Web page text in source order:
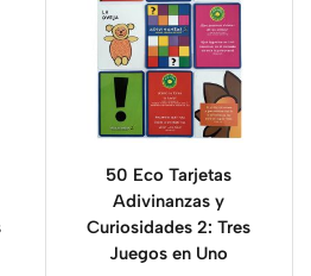
50 Eco Tarjetas
Adivinanzas y
Curiosidades 2: Tres
Juegos en Uno